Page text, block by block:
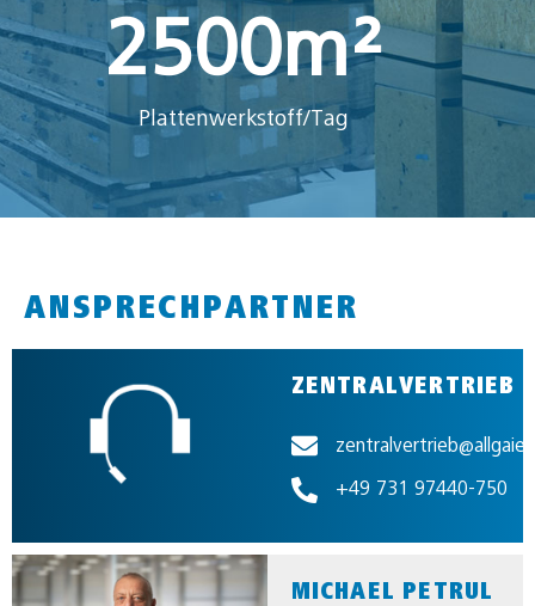
Plattenwerkstoff/Tag
2500m²
ANSPRECHPARTNER
ZENTRALVERTRIEB
+49 731 97440-750
MICHAEL PETRUL